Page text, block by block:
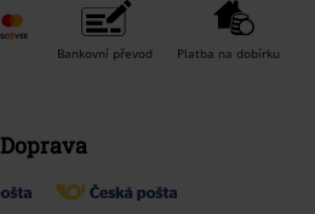
Bankovní převod Platba na dobírku
Doprava